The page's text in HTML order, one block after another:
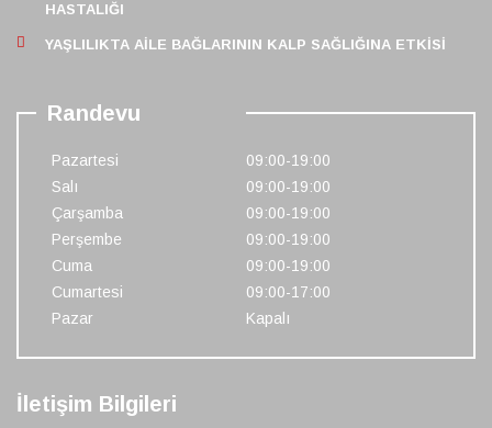
HASTALIĞI
YAŞLILIKTA AILE BAĞLARININ KALP SAĞLIĞINA ETKISI
Randevu
Pazartesi
09:00-19:00
Salı
09:00-19:00
Çarşamba
09:00-19:00
Perşembe
09:00-19:00
Cuma
09:00-19:00
Cumartesi
09:00-17:00
Pazar
Kapalı
İletişim Bilgileri